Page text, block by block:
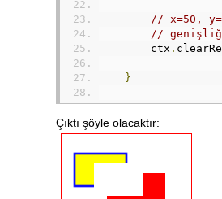
// x=50,
//
        ctx
.
}
</script>
Çıktı şöyle olacaktır: